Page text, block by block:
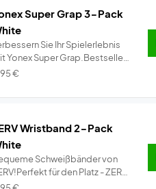
Super Grap 3-Pack
Sie Ihr Spielerlebnis
Yonex Super Grap.Bestseller
Info
€
Wristband 2-Pack
Schweißbänder von
für den Platz - ZERV